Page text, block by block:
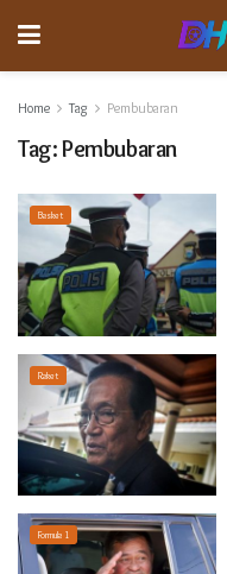
Home Tag Pembubaran
Tag:Pembubaran
Basket
Raket
Formula 1